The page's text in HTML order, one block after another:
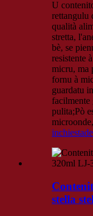
U
rettangulu
qualità
stretta,
bè, se
resistente
micru, ma
fornu à
guardatu
facilmente
pulita;Pò
inchiesta
stella